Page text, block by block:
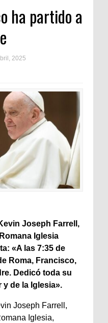
ha partido a
2025
Joseph Farrell,
Iglesia
«A las 7:35 de
Roma, Francisco,
Dedicó toda su
de la Iglesia».
Joseph Farrell,
Iglesia,